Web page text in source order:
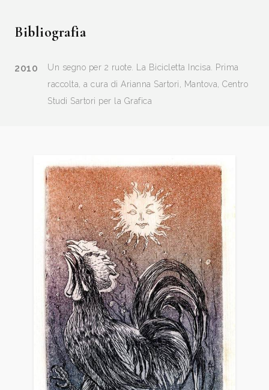
Bibliografia
2010
Un segno per 2 ruote. La Bicicletta Incisa. Prima
raccolta, a cura di Arianna Sartori, Mantova, Centro
Studi Sartori per la Grafica